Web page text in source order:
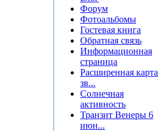
Форум
Фотоальбомы
Гостевая книга
Обратная связь
Информационная
страница
Расширенная карта
зв...
Солнечная
активность
Транзит Венеры 6
июн...